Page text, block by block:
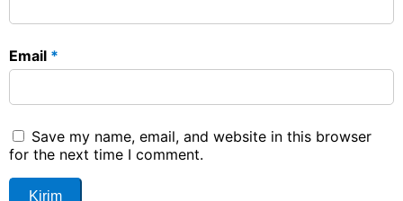
Email *
Save my name, email, and website in this browser
for the next time I comment.